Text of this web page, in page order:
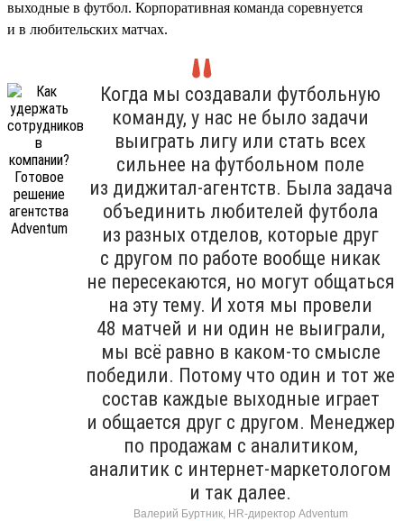
выходные в футбол. Корпоративная команда соревнуется
и в любительских матчах.
Когда мы создавали футбольную
команду, у нас не было задачи
выиграть лигу или стать всех
сильнее на футбольном поле
из диджитал-агентств. Была задача
объединить любителей футбола
из разных отделов, которые друг
с другом по работе вообще никак
не пересекаются, но могут общаться
на эту тему. И хотя мы провели
48 матчей и ни один не выиграли,
мы всё равно в каком-то смысле
победили. Потому что один и тот же
состав каждые выходные играет
и общается друг с другом. Менеджер
по продажам с аналитиком,
аналитик с интернет-маркетологом
и так далее.
Валерий Буртник, HR-директор Adventum